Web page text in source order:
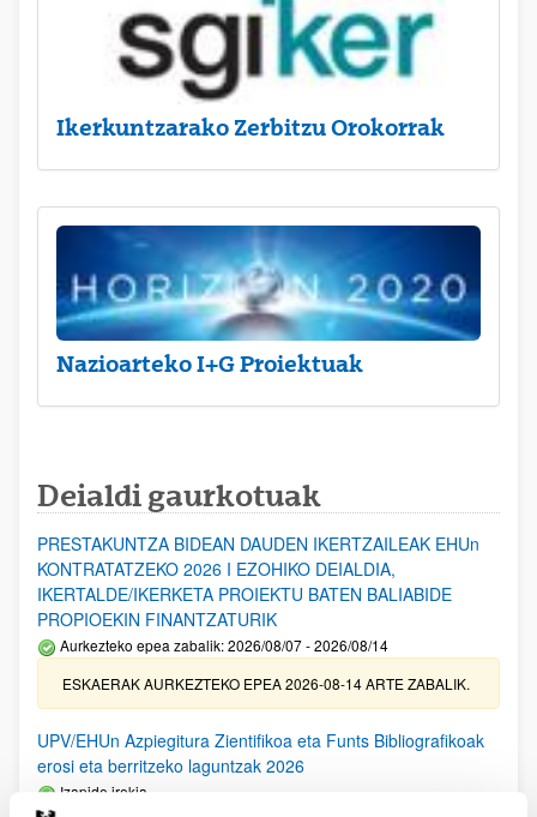
Ikerkuntzarako Zerbitzu Orokorrak
Nazioarteko I+G Proiektuak
Deialdi gaurkotuak
PRESTAKUNTZA BIDEAN DAUDEN IKERTZAILEAK EHUn
KONTRATATZEKO 2026 I EZOHIKO DEIALDIA,
IKERTALDE/IKERKETA PROIEKTU BATEN BALIABIDE
PROPIOEKIN FINANTZATURIK
Aurkezteko epea zabalik: 2026/08/07 - 2026/08/14
ESKAERAK AURKEZTEKO EPEA 2026-08-14 ARTE ZABALIK.
UPV/EHUn Azpiegitura Zientifikoa eta Funts Bibliografikoak
erosi eta berritzeko laguntzak 2026
Izapide irekia